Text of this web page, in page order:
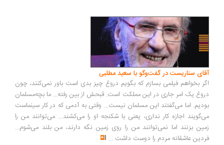
سناریست در گفت‌وگو با سعید مطلبی
بخواهم فیلمی بسازم که بگویم دروغ چیز بدی است باور نمی‌کنند، چون
یک امر جاری در این مملکت است. قبحش از بین رفته... ما بچه‌مسلمان
اما می‌گفتند این مسلمان نیست... وقتی به آدمی که در کار سینماست
اجازه کار نداری، یعنی با شکنجه او را می‌کشند... می‌توانند من را
بزنند اما نمی‌توانند من را روی زمین نگه دارند، من بلند می‌شوم...
عاشقانه مردم را دوست داشت ...